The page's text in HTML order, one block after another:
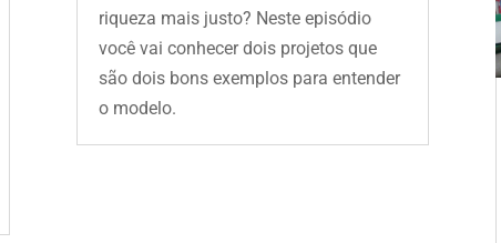
riqueza mais justo? Neste episódio
você vai conhecer dois projetos que
são dois bons exemplos para entender
o modelo.